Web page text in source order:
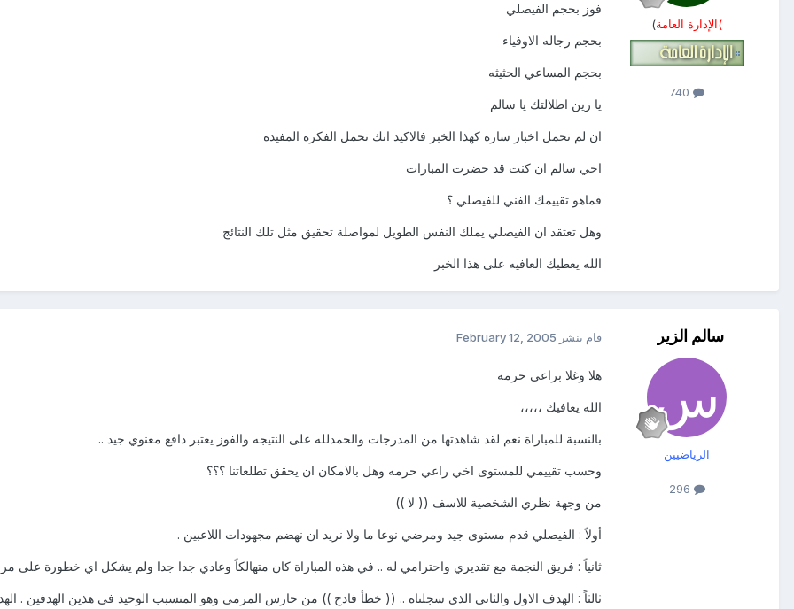
)الإدارة العامة)
فوز بحجم الفيصلي
بحجم رجاله الاوفياء
بحجم المساعي الحثيثه
يا زين اطلالتك يا سالم
ان لم تحمل اخبار ساره كهذا الخبر فالاكيد انك تحمل الفكره المفيده
اخي سالم ان كنت قد حضرت المبارات
فماهو تقييمك الفني للفيصلي ؟
وهل تعتقد ان الفيصلي يملك النفس الطويل لمواصلة تحقيق مثل تلك النتائج
الله يعطيك العافيه على هذا الخبر
سالم الزير
الرياضيين
قام بنشر February 12, 2005
هلا وغلا براعي حرمه
الله يعافيك ،،،،،
بالنسبة للمباراة نعم لقد شاهدتها من المدرجات والحمدلله على النتيجه والفوز يعتبر دافع معنوي جيد ..
وحسب تقييمي للمستوى اخي راعي حرمه وهل بالامكان ان يحقق تطلعاتنا ؟؟؟
من وجهة نظري الشخصية للاسف (( لا ))
أولاً : الفيصلي قدم مستوى جيد ومرضي نوعا ما ولا نريد ان نهضم مجهودات اللاعبين .
ثانياً : فريق النجمة مع تقديري واحترامي له .. في هذه المباراة كان متهالكاً وعادي جدا جدا ولم يشكل اي خطورة على
ثالثاً : الهدف الاول والثاني الذي سجلناه .. (( خطأ فادح )) من حارس المرمى وهو المتسبب الوحيد في هذين الهدفين .